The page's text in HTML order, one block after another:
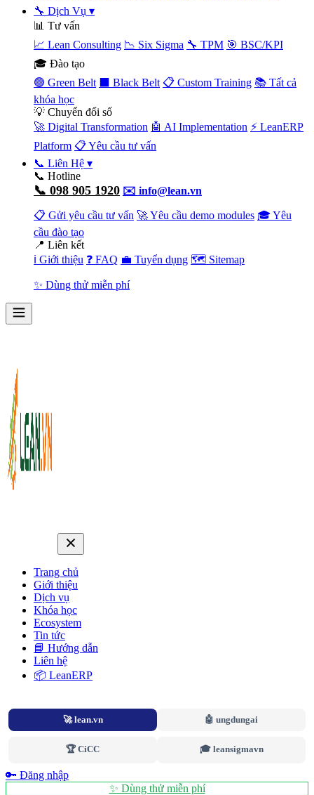
🔧 Dịch Vụ ▾
📊 Tư vấn
📈 Lean Consulting 📉 Six Sigma 🔧 TPM 🎯 BSC/KPI
🎓 Đào tạo
🟢 Green Belt
⬛ Black Belt 📋 Custom Training 📚 Tất cả
khóa học
💡 Chuyển đổi số
🚀 Digital Transformation 🤖 AI Implementation ⚡ LeanERP
Platform 📋 Yêu cầu tư vấn
📞 Liên Hệ ▾
📞 Hotline
📞 098 905 1920 ✉️ info@lean.vn
📋 Gửi yêu cầu tư vấn 🚀 Yêu cầu demo modules 🎓 Yêu
cầu đào tạo
📍 Liên kết
ℹ️ Giới thiệu ❓ FAQ 💼 Tuyển dụng 🗺️ Sitemap
✨ Dùng thử miễn phí
Trang chủ
Giới thiệu
Dịch vụ
Khóa học
Ecosystem
Tin tức
📘 Hướng dẫn
Liên hệ
📦 LeanERP
🚀 lean.vn 🤖 ungdungai
🏆 CiCC 🎓 leansigmavn
🔑 Đăng nhập
✨ Dùng thử miễn phí